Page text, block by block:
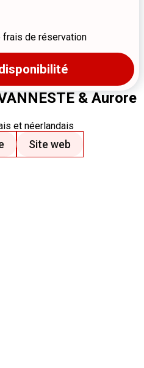
frais de réservation
& Aurore
et néerlandais
Site web